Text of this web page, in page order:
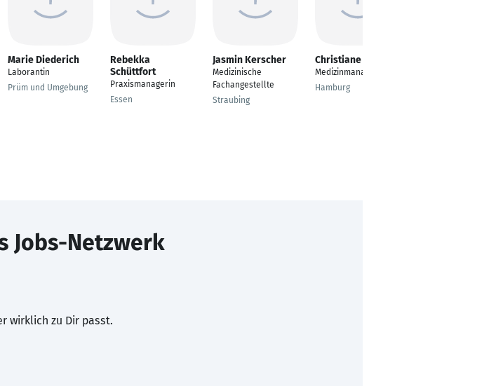
Marie Diederich
Laborantin
Prüm und Umgebung
Rebekka
Schüttfort
Praxismanagerin
Essen
Jasmin Kerscher
Medizinische
Fachangestellte
Straubing
Christiane Wegner
Medizinmanagerin
Hamburg
Jobs-Netzwerk
wirklich zu Dir passt.